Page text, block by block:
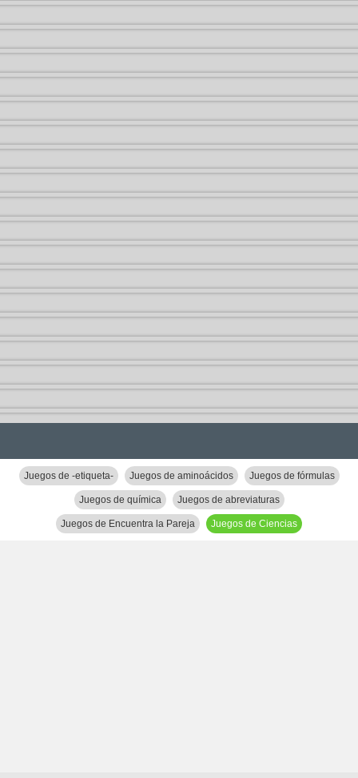
Juegos de -etiqueta- Juegos de aminoácidos Juegos de fórmulas
Juegos de química Juegos de abreviaturas
Juegos de Encuentra la Pareja Juegos de Ciencias